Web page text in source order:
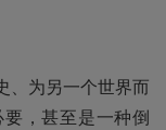
、为另一个世界而
，甚至是一种倒